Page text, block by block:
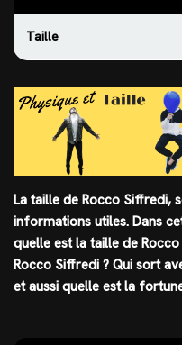
Taille
La taille de Rocco Siffredi,
informations utiles. Dans
quelle estla taille de
Rocco Siffredi ? Qui sort
et aussi quelle est la